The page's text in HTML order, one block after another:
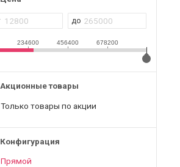
234600 456400 678200
Акционные товары
Только товары по акции
Конфигурация
Прямой